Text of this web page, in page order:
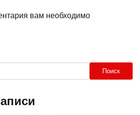
вам необходимо
Поиск